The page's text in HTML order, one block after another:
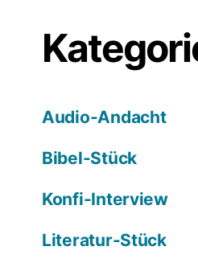
Audio-Andacht
Bibel-Stück
Konfi-Interview
Literatur-Stück